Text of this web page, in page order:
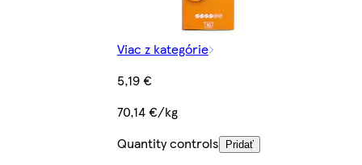
Viac z kategórie
5,19 €
70,14 €/kg
Quantity controls
Pridať